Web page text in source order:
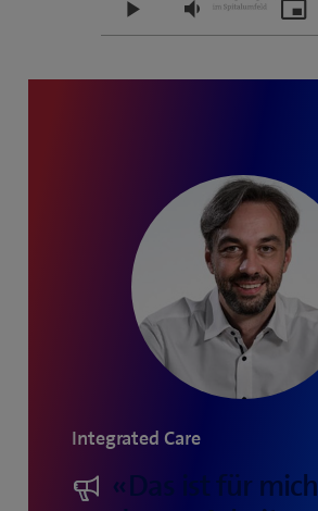
Play Mute
in-
Integrated Care
«Das ist für mich